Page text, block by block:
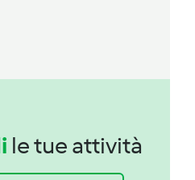
le tue attività